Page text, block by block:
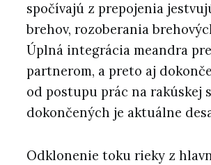
spočívajú z prepojenia
brehov, rozoberania
Úplná integrácia meandra
partnerom, a preto aj
od postupu prác na rakúskej
dokončených je aktuálne
Odklonenie toku rieky z